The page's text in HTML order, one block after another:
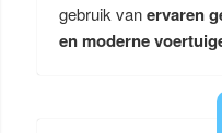
gebruik vanervaren
en moderne